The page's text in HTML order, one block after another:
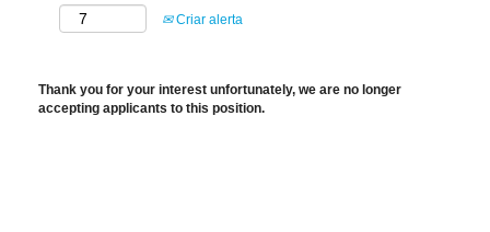
Criar alerta
Thank you for your interest unfortunately, we are no longer
accepting applicants to this position.